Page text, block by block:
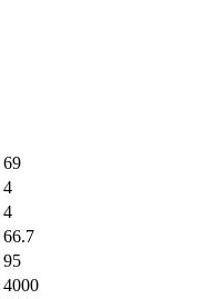
69
4
4
66.7
95
4000